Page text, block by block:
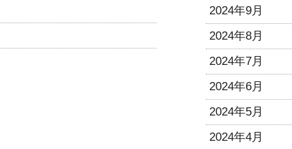
2024年9月
2024年8月
2024年7月
2024年6月
2024年5月
2024年4月